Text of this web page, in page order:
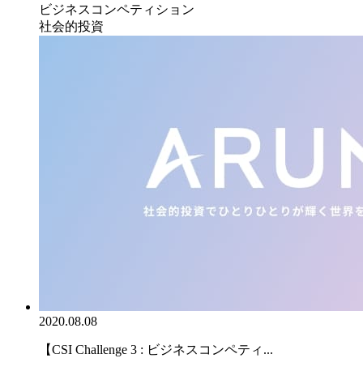
ビジネスコンペティション
社会的投資
2020.08.08
【CSI Challenge 3 : ビジネスコンペティ...